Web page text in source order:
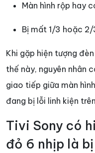
Màn hình rộp hay
Bị mất 1/3 hoặc
Khi gặp hiện tượng
thế này, nguyên nhân
giao tiếp giữa màn
đang bị lỗi linh kiện
Tivi Sony có
đỏ 6 nhịp là